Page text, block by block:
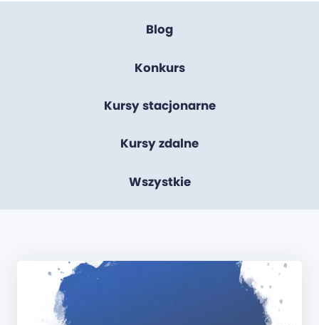
Blog
Konkurs
Kursy stacjonarne
Kursy zdalne
Wszystkie